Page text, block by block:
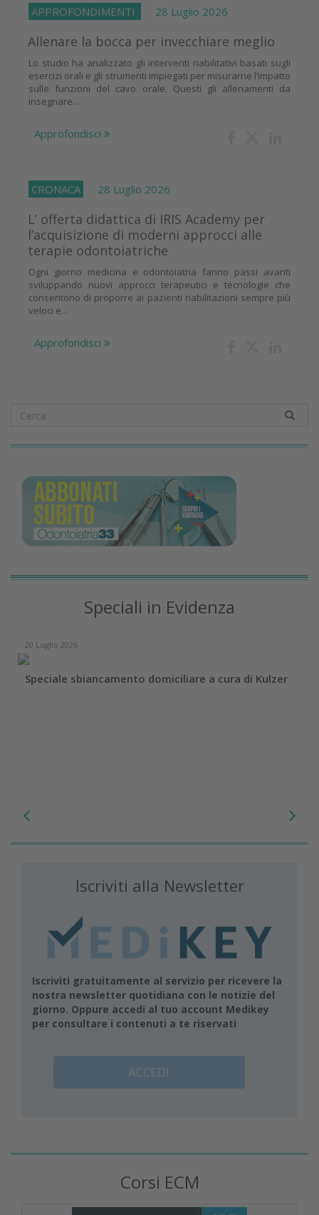
APPROFONDIMENTI 28 Luglio 2026
Allenare la bocca per invecchiare meglio
Lo studio ha analizzato gli interventi riabilitativi basati sugli
esercizi orali e gli strumenti impiegati per misurarne l’impatto
sulle funzioni del cavo orale. Questi gli allenamenti da
insegnare...
Approfondisci
CRONACA 28 Luglio 2026
L’ offerta didattica di IRIS Academy per
l’acquisizione di moderni approcci alle
terapie odontoiatriche
Ogni giorno medicina e odontoiatria fanno passi avanti
sviluppando nuovi approcci terapeutici e tecnologie che
consentono di proporre ai pazienti riabilitazioni sempre più
veloci e...
Approfondisci
Speciali in Evidenza
20 Luglio 2026
Speciale sbiancamento domiciliare a cura di Kulzer
Iscriviti alla Newsletter
Iscriviti gratuitamente al servizio per ricevere la
nostra newsletter quotidiana con le notizie del
giorno. Oppure accedi al tuo account Medikey
per consultare i contenuti a te riservati
ACCEDI
Corsi ECM